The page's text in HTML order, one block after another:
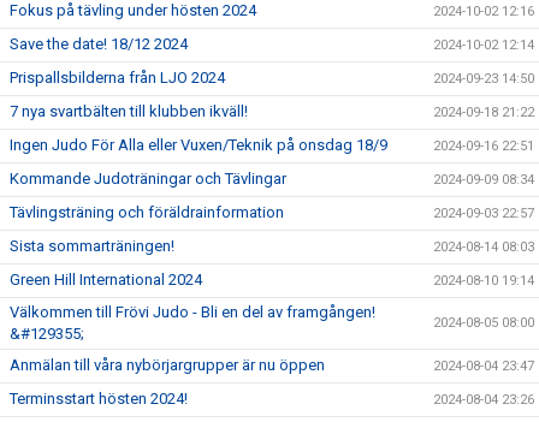
Fokus på tävling under hösten 2024 2024-10-02 12:16
Save the date! 18/12 2024 2024-10-02 12:14
Prispallsbilderna från LJO 2024 2024-09-23 14:50
7 nya svartbälten till klubben ikväll! 2024-09-18 21:22
Ingen Judo För Alla eller Vuxen/Teknik på onsdag 18/9 2024-09-16 22:51
Kommande Judoträningar och Tävlingar 2024-09-09 08:34
Tävlingsträning och föräldrainformation 2024-09-03 22:57
Sista sommarträningen! 2024-08-14 08:03
Green Hill International 2024 2024-08-10 19:14
Välkommen till Frövi Judo - Bli en del av framgången!
&#129355;
2024-08-05 08:00
Anmälan till våra nybörjargrupper är nu öppen 2024-08-04 23:47
Terminsstart hösten 2024! 2024-08-04 23:26